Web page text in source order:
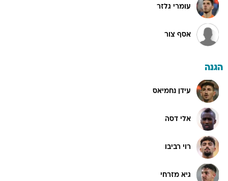
עומרי גלזר
אסף צור
הגנה
עידן נחמיאס
אלי דסה
רוי רביבו
גיא מזרחי